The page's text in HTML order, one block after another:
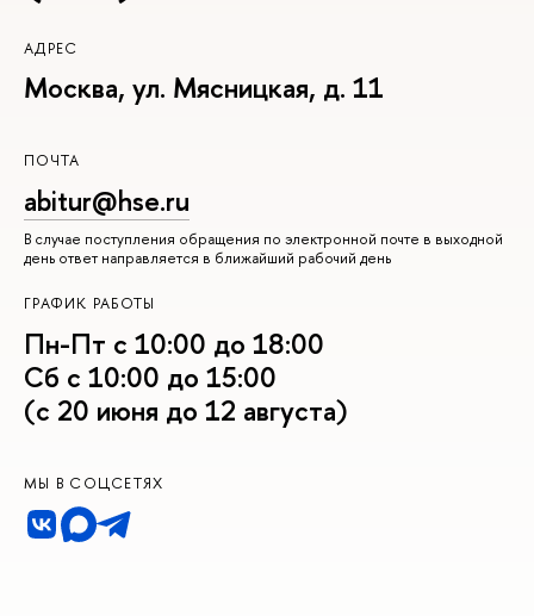
АДРЕС
Москва, ул. Мясницкая, д. 11
ПОЧТА
abitur@hse.ru
В случае поступления обращения по электронной почте в выходной
день ответ направляется в ближайший рабочий день
ГРАФИК РАБОТЫ
Пн-Пт с 10:00 до 18:00
Сб с 10:00 до 15:00
(с 20 июня до 12 августа)
МЫ В СОЦСЕТЯХ